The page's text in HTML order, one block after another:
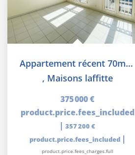
Appartement récent 70m² au sol
, Maisons laffitte
375 000 €
product.price.fees_included
| 357 200 €
product.price.fees_included |
product.price.fees_charges.full